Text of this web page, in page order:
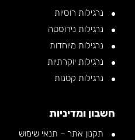
נרגילות רוסיות
נרגילות נירוסטה
נרגילות מיוחדות
נרגילות יוקרתיות
נרגילות קטנות
חשבון ומדיניות
תקנון אתר – תנאי שימוש